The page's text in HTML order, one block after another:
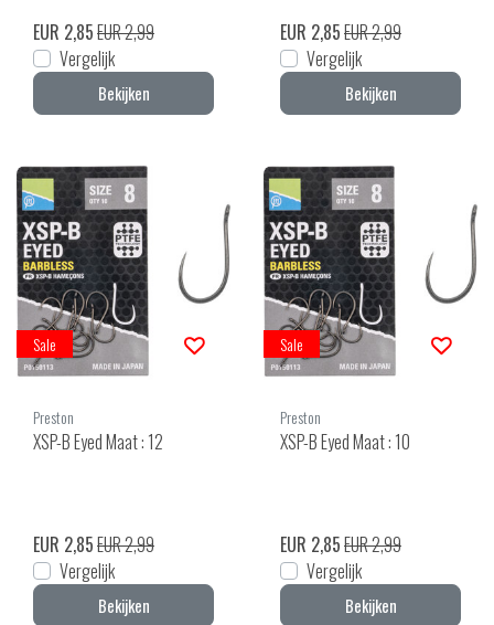
EUR 2,85EUR 2,99
Vergelijk
Bekijken
EUR 2,85EUR 2,99
Vergelijk
Bekijken
Sale
Preston
XSP-B Eyed Maat : 12
EUR 2,85EUR 2,99
Vergelijk
Bekijken
Sale
Preston
XSP-B Eyed Maat : 10
EUR 2,85EUR 2,99
Vergelijk
Bekijken